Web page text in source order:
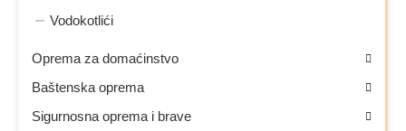
Vodokotlići
Oprema za domaćinstvo
Baštenska oprema
Sigurnosna oprema i brave